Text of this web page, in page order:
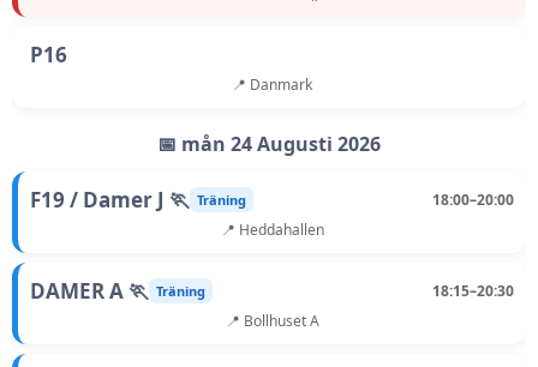
P16
📍 Danmark
📅 mån 24 Augusti 2026
F19 / Damer J 🏃 Träning
18:00–20:00
📍 Heddahallen
DAMER A 🏃 Träning
18:15–20:30
📍 Bollhuset A